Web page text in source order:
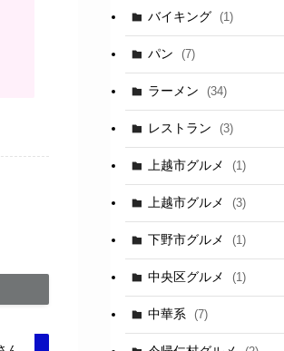
バイキング (1)
パン (7)
ラーメン (34)
レストラン (3)
上越市グルメ (1)
上越市グルメ (3)
下野市グルメ (1)
中央区グルメ (1)
中華系 (7)